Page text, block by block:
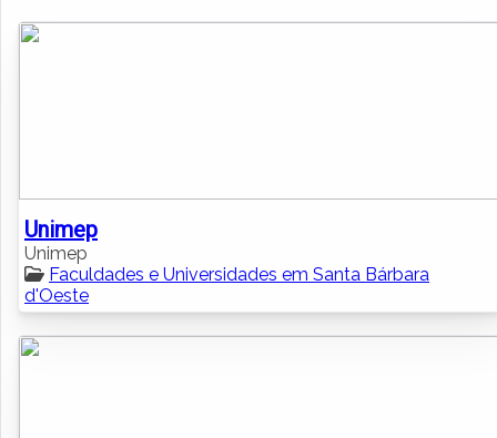
Unimep
Unimep
Faculdades e Universidades em Santa Bárbara
d'Oeste